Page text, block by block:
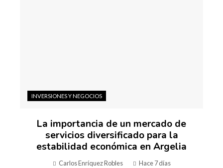
INVERSIONES Y NEGOCIOS
La importancia de un mercado de
servicios diversificado para la
estabilidad económica en Argelia
Carlos Enríquez Robles Hace 7 días